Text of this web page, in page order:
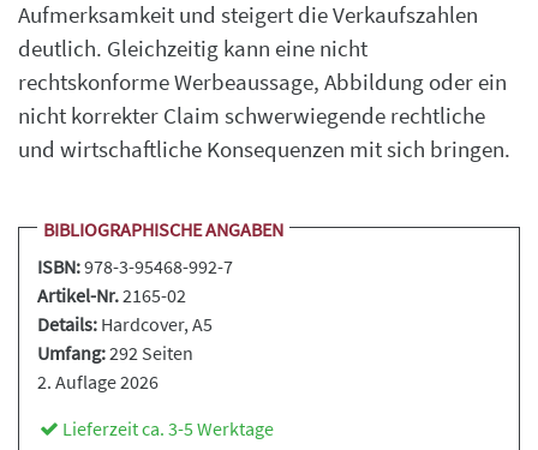
Aufmerksamkeit und steigert die Verkaufszahlen
deutlich. Gleichzeitig kann eine nicht
rechtskonforme Werbeaussage, Abbildung oder ein
nicht korrekter Claim schwerwiegende rechtliche
und wirtschaftliche Konsequenzen mit sich bringen.
BIBLIOGRAPHISCHE ANGABEN
ISBN:978-3-95468-992-7
Artikel-Nr.2165-02
Details: Hardcover, A5
Umfang:292 Seiten
2. Auflage 2026
Lieferzeit ca. 3-5 Werktage